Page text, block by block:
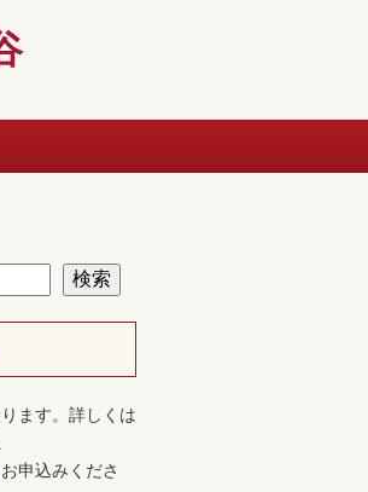
検索
ます。詳しくは
お申込みくださ